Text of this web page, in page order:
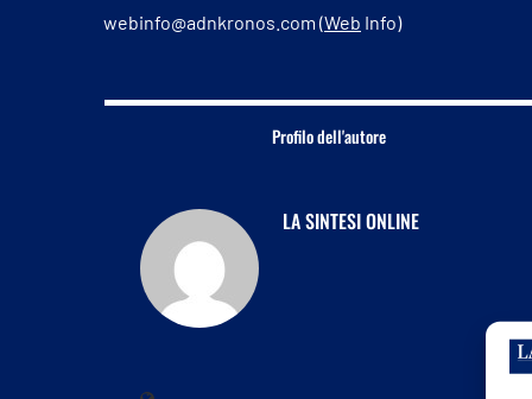
webinfo@adnkronos.com (Web Info)
Profilo dell'autore
LA SINTESI ONLINE